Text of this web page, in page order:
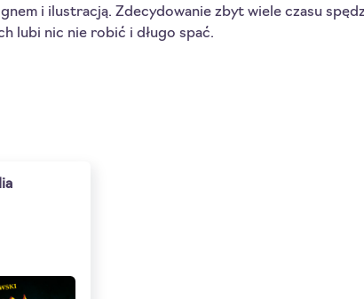
i ilustracją. Zdecydowanie zbyt wiele czasu
lubi nic nie robić i długo spać.